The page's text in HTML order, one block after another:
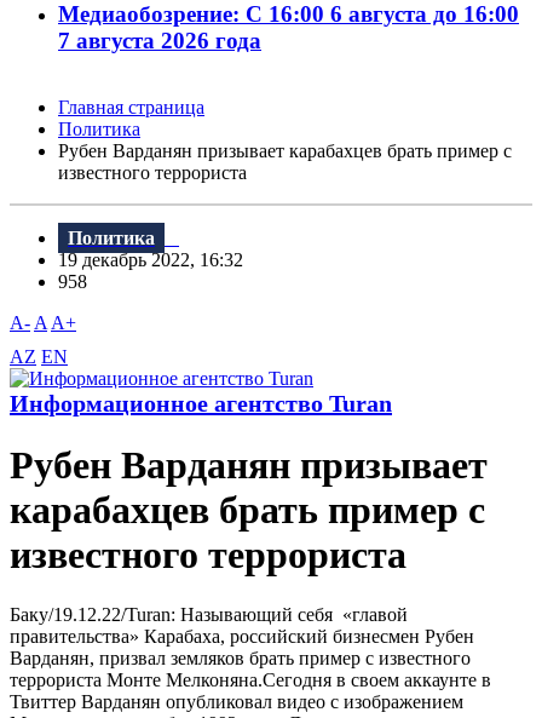
Медиаобозрение: С 16:00 6 августа до 16:00
7 августа 2026 года
Главная страница
Политика
Рубен Варданян призывает карабахцев брать пример с
известного террориста
Политика
19 декабрь 2022, 16:32
958
A- A A+
AZ EN
Информационное агентство Turan
Рубен Варданян призывает
карабахцев брать пример с
известного террориста
Баку/19.12.22/Turan: Называющий себя «главой
правительства» Карабаха, российский бизнесмен Рубен
Варданян, призвал земляков брать пример с известного
террориста Монте Мелконяна.Сегодня в своем аккаунте в
Твиттер Варданян опубликовал видео с изображением